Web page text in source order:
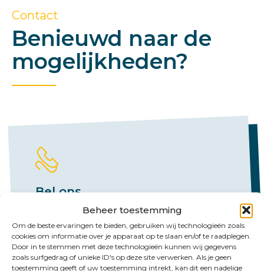
Beheer toestemming
Om de beste ervaringen te bieden, gebruiken wij technologieën zoals
cookies om informatie over je apparaat op te slaan en/of te raadplegen.
Door in te stemmen met deze technologieën kunnen wij gegevens
zoals surfgedrag of unieke ID's op deze site verwerken. Als je geen
toestemming geeft of uw toestemming intrekt, kan dit een nadelige
Contact
Benieuwd naar de
mogelijkheden?
Bel ons
+31 (0)591 61 23 77
Groningen: